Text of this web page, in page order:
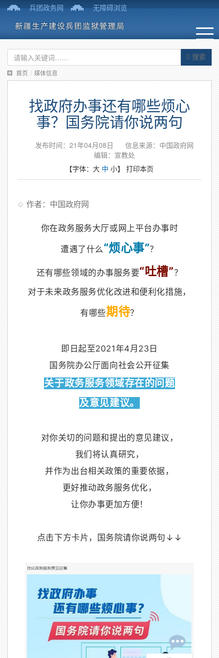
兵团政务网 无障碍浏览
搜索
首页 / 媒体信息
找政府办事还有哪些烦心
事？国务院请你说两句
发布时间：21年04月08日
信息来源：中国政府网
编辑：宣教处
【字体： 大 中 小】 打印本页
作者：中国政府网
你在政务服务大厅或网上平台办事时
遭遇了什么“烦心事”？
还有哪些领域的办事服务要“吐槽”？
对于未来政务服务优化改进和便利化措施，
有哪些期待？
即日起至2021年4月23日
国务院办公厅面向社会公开征集
关于政务服务领域存在的问题
及意见建议。
对你关切的问题和提出的意见建议，
我们将认真研究，
并作为出台相关政策的重要依据，
更好推动政务服务优化，
让你办事更加方便！
点击下方卡片，国务院请你说两句↓↓